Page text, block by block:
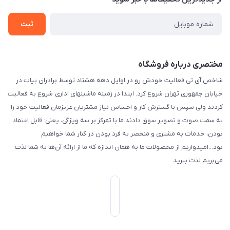
بست پنجم، پلاک: 1.0، طبقه: 3، واحد: غربی، / واحد فروش :تهران،
راهنما
ثبت
مختصری درباره فروشگاه
شاخص آی تی فعالیت خودش رو در اوایل دهه هشتاد توسط برادران بیات در
خیابان جمهوری تهران شروع کرد. ابتدا در زمینه ماشینهای اداری شروع به فعالیت
کردند ولی سپس با گسترش کار و احساس نیاز مشتریان عزیزمان فعالیت خود را
به سمت صوت و تصویر سوق دادند.ما با تمرکز بر سه ویژگی، یعنی: قابل اعتماد
بودن، خدمات به مشتری و منحصر به فرد بودن در کنار شما خواهیم
بود...امیدواریم از محصولات ما به همان اندازه که ما از ارائه آن‌ها به شما لذت
می‌‌بریم لذت ببرید.